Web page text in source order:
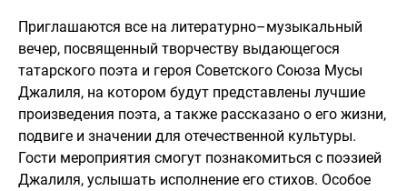
Приглашаются все на литературно–музыкальный
вечер, посвященный творчеству выдающегося
татарского поэта и героя Советского Союза Мусы
Джалиля, на котором будут представлены лучшие
произведения поэта, а также рассказано о его жизни,
подвиге и значении для отечественной культуры.
Гости мероприятия смогут познакомиться с поэзией
Джалиля, услышать исполнение его стихов. Особое